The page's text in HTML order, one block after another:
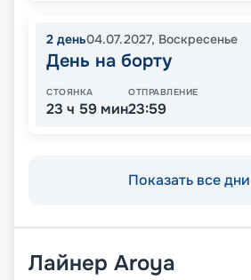
2 день04.07.2027, Воскресенье
День на борту
СТОЯНКА
23 ч 59 мин
ОТПРАВЛЕНИЕ
23:59
Показать все
Лайнер Aroya